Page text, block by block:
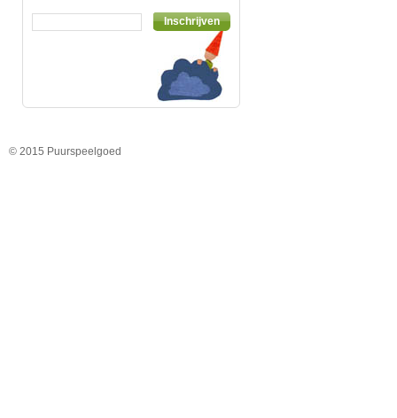
Inschrijven
© 2015 Puurspeelgoed